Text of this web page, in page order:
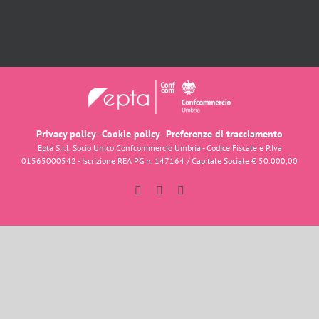
Privacy policy-Cookie policy-Preferenze di tracciamento
Epta S.r.l. Socio Unico Confcommercio Umbria - Codice Fiscale e P.Iva
01565000542 - Iscrizione REA PG n. 147164 / Capitale Sociale € 50.000,00
FacebookInstagram